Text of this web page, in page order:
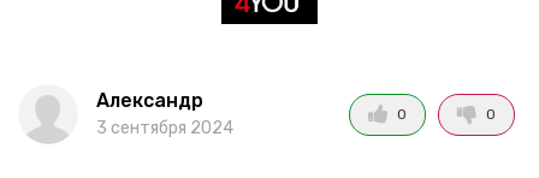
Александр
3 сентября 2024
0 0